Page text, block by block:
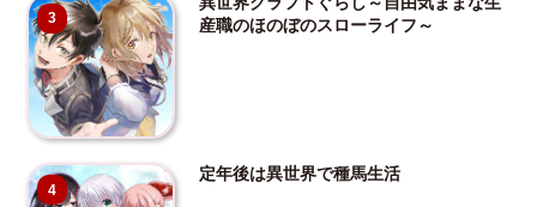
3
産職のほのぼのスローライフ～
4
定年後は異世界で種馬生活